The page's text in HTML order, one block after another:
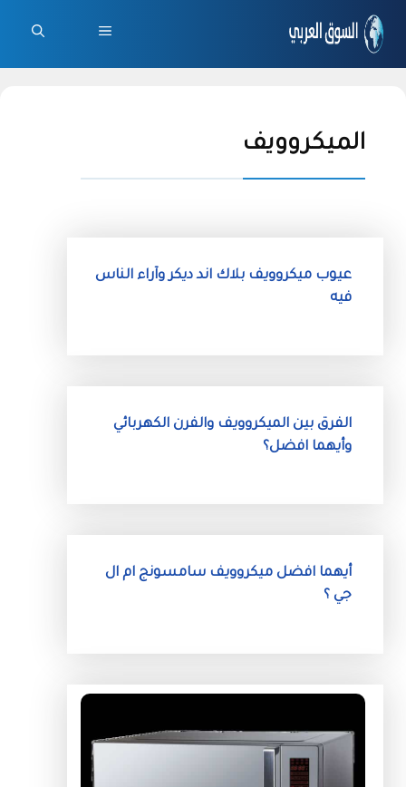
المحتوى
القائمة
الميكروويف
عيوب ميكروويف بلاك اند ديكر وآراء الناس
فيه
الفرق بين الميكروويف والفرن الكهربائي
وأيهما افضل؟
أيهما افضل ميكروويف سامسونج ام ال
جي ؟